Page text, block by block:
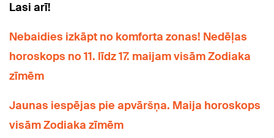
Lasi arī!
Nebaidies izkāpt no komforta zonas! Nedēļas
horoskops no 11. līdz 17. maijam visām Zodiaka
zīmēm
Jaunas iespējas pie apvāršņa. Maija horoskops
visām Zodiaka zīmēm